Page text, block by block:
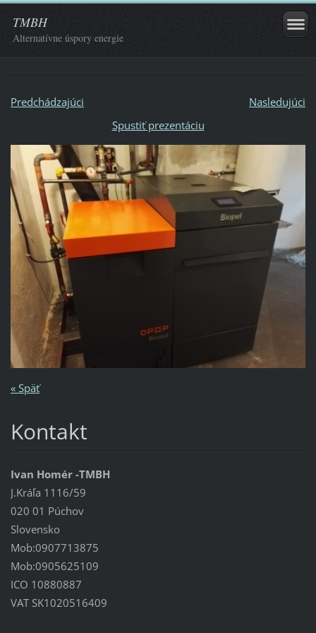
TMBH
Alternatívne úspory energie
Predchádzajúci
Nasledujúci
Spustiť prezentáciu
« Späť
Kontakt
Ivan Homér -TMBH
J.Kráľa 1116/59
020 01 Púchov
Slovensko
Mob:0907713875
Mob:0905625109
ICO 10880887
VAT SK1020516409